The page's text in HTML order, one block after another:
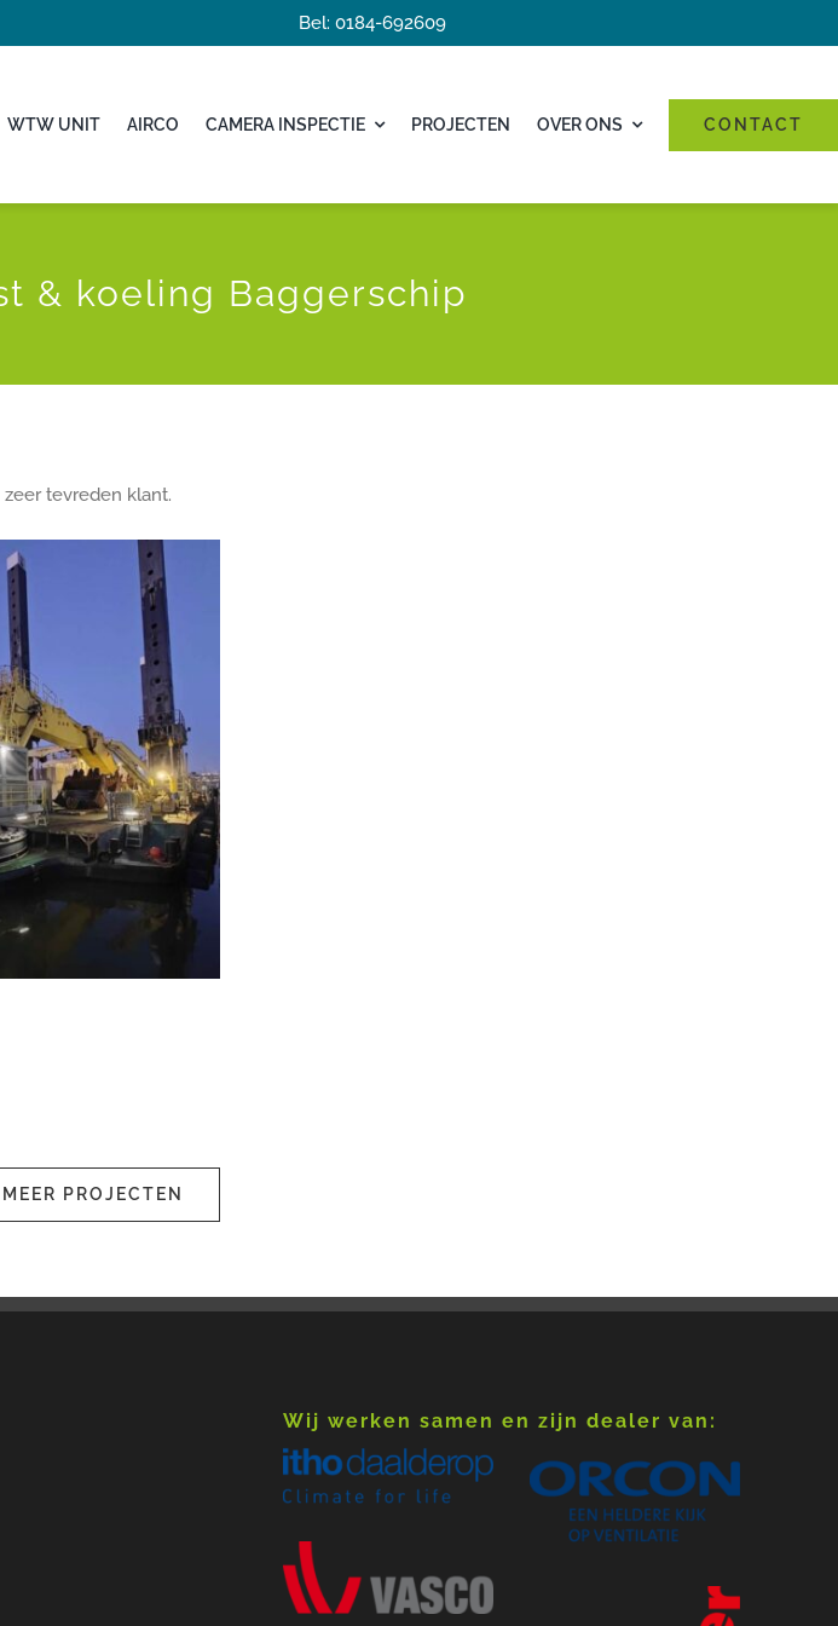
Bel: 0184-692609
WTW UNIT AIRCO CAMERA INSPECTIE PROJECTEN OVER ONS CONTACT
& koeling Baggerschip
tevreden klant.
PROJECTEN
Wij werken samen en zijn dealer van: